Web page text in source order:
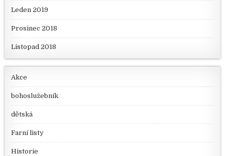
Leden 2019
Prosinec 2018
Listopad 2018
Akce
bohoslužebník
dětská
Farní listy
Historie